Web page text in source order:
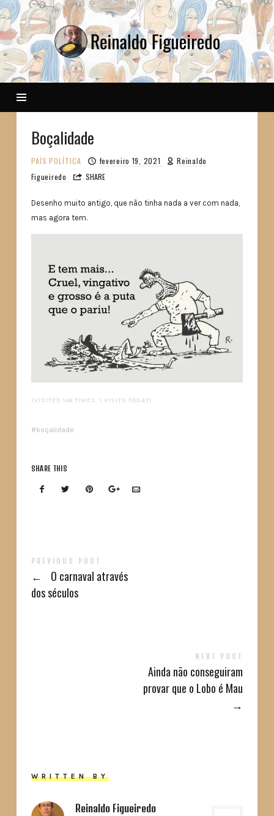
Reinaldo
Boçalidade
PAÍS POLÍTICA fevereiro 19, 2021
Reinaldo
Figueiredo
SHARE
Desenho muito antigo, que não tinha nada a ver com nada,
mas agora tem.
(VISITED 146 TIMES, 1 VISITS TODAY)
boçalidade
SHARE THIS
PREVIOUS POST
←
O carnaval através
dos séculos
NEXT POST
Ainda não conseguiram
provar que o Lobo é Mau
→
WRITTEN BY
Reinaldo Figueiredo